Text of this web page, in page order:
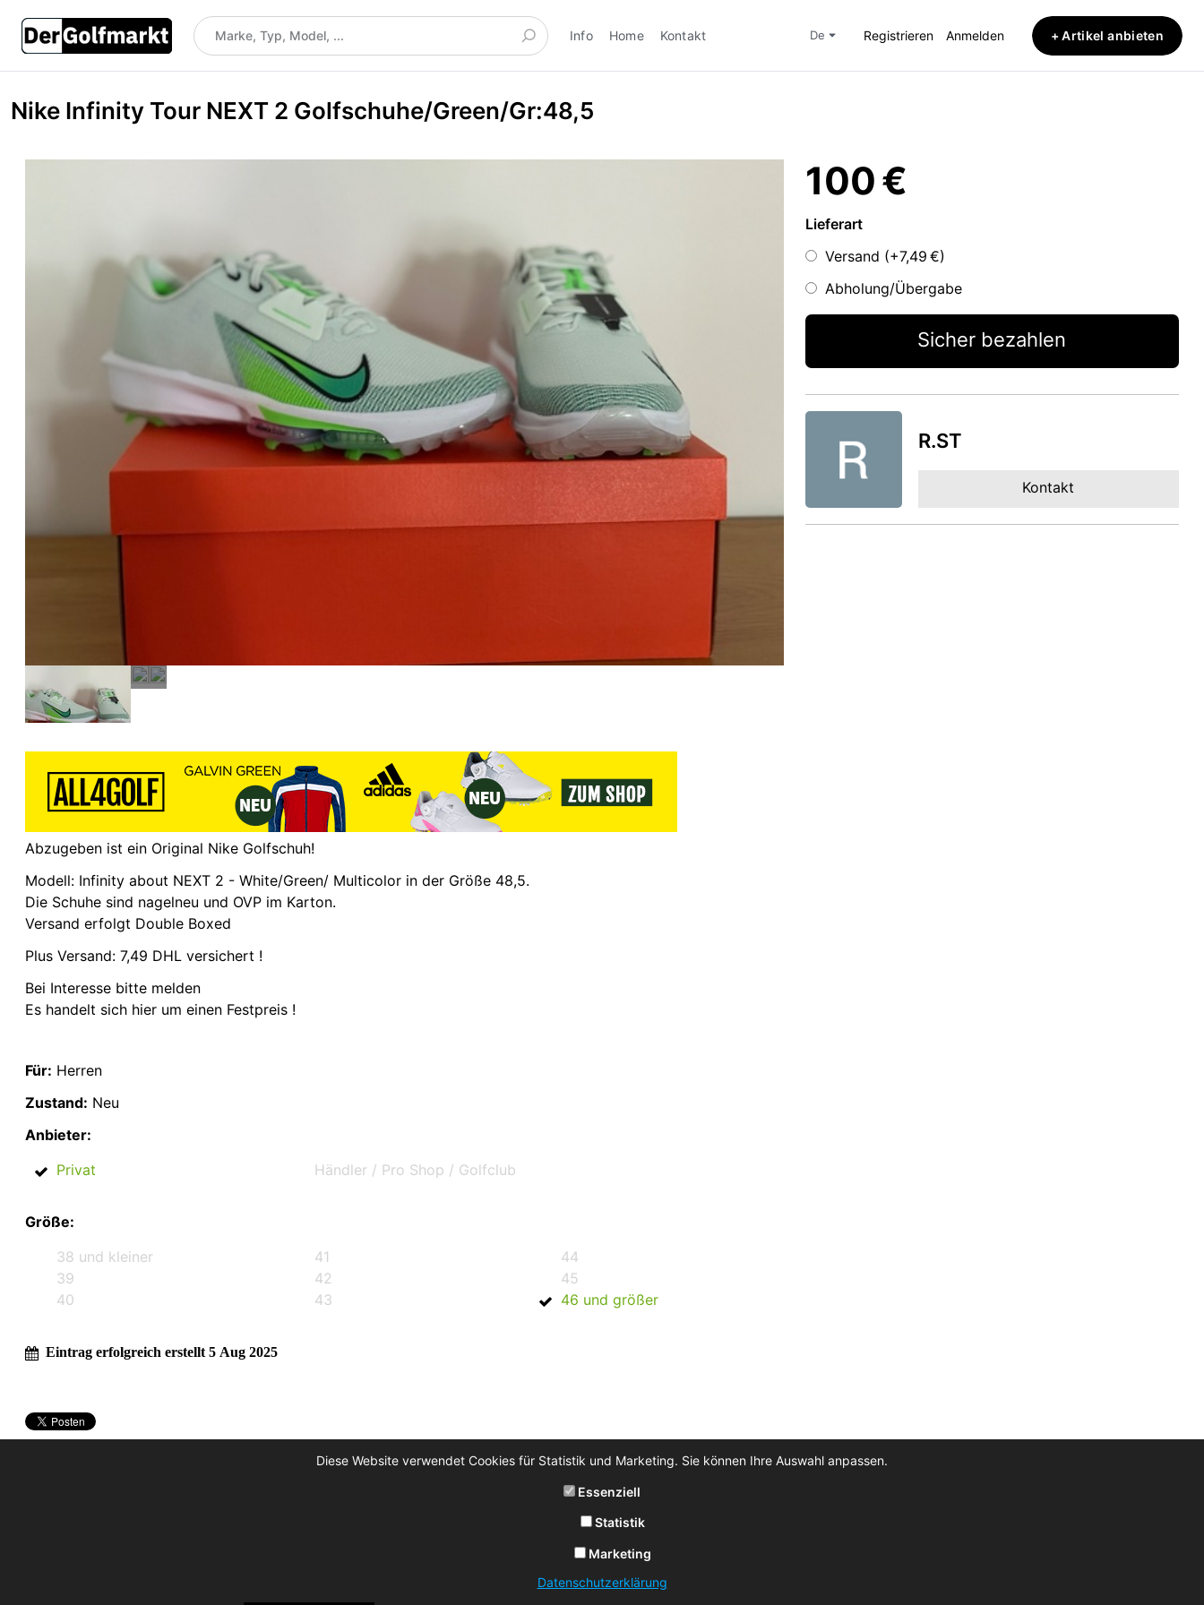
Info Home Kontakt de Registrieren Anmelden + Artikel anbieten
Nike Infinity Tour NEXT 2 Golfschuhe/Green/Gr:48,5
Abzugeben ist ein Original Nike Golfschuh!
Modell: Infinity about NEXT 2 - White/Green/ Multicolor in der Größe 48,5.
Die Schuhe sind nagelneu und OVP im Karton.
Versand erfolgt Double Boxed
Plus Versand: 7,49 DHL versichert !
Bei Interesse bitte melden
Es handelt sich hier um einen Festpreis !
Für: Herren
Zustand: Neu
Anbieter:
Privat
Händler / Pro Shop / Golfclub
Größe:
38 und kleiner
39
40
41
42
43
44
45
46 und größer
Eintrag erfolgreich erstellt 5 Aug 2025
100 €
Lieferart
Versand (+7,49 €)
Abholung/Übergabe
Sicher bezahlen
R.ST
Kontakt
Diese Website verwendet Cookies für Statistik und Marketing. Sie können Ihre Auswahl anpassen.
Essenziell
Statistik
Marketing
Datenschutzerklärung